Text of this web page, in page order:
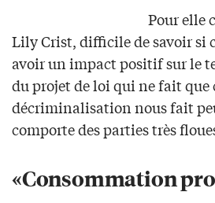
Pour elle
Lily Crist, difficile de savoir si
avoir un impact positif sur le
du projet de loi qui ne fait que
décriminalisation nous fait
comporte des parties très
«Consommation